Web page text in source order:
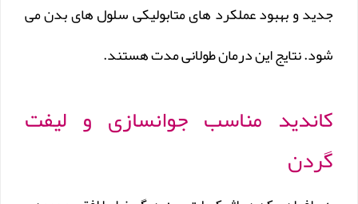
جدید و بهبود عملکرد های متابولیکی سلول های بدن می
شود. نتایج این درمان طولانی مدت هستند.
کاندید مناسب جوانسازی و لیفت
گردن